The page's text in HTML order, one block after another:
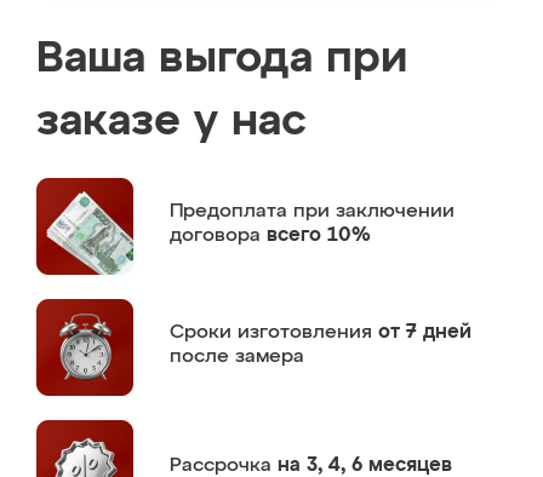
Ваша выгода при
заказе у нас
Предоплата при заключении
договора всего 10%
Сроки изготовления от 7 дней
после замера
Рассрочка на 3, 4, 6 месяцев